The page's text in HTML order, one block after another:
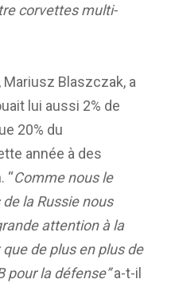
corvettes multi-
Blaszczak, a
lui aussi 2% de
20% du
année à des
“Comme nous le
la Russie nous
attention à la
de plus en plus de
pour la défense”a-t-il